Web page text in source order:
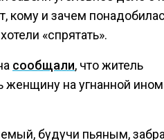
кому и зачем
«спрятать».
сообщали, что житель
на угнанной
будучи пьяным,